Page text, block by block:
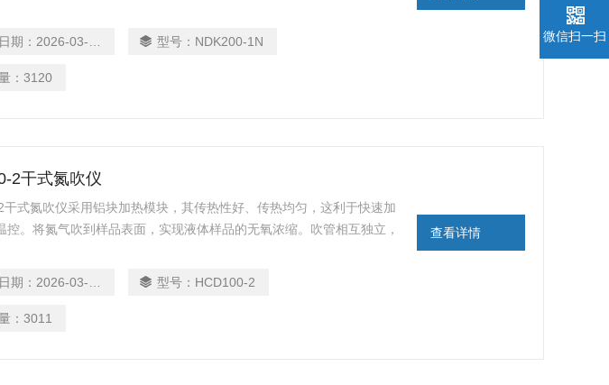
期： 2026-03-17 型号： NDK200-1N
：3120
2干式氮吹仪
干式氮吹仪采用铝块加热模块，其传热性好、传热均匀，这利于快速加
控。将氮气吹到样品表面，实现液体样品的无氧浓缩。吹管相互独立，
期： 2026-03-17 型号： HCD100-2
：3011
查看详情
微信扫一扫